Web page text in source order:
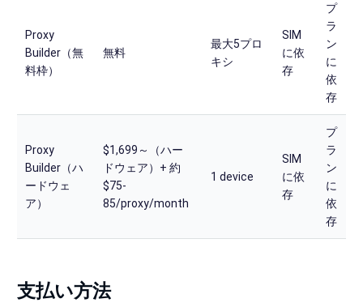
Proxy
Builder（無
料枠）
無料
最大5プロ
キシ
SIM
に依
存
プ
ラ
ン
に
依
存
Proxy
Builder（ハ
ードウェ
ア）
$1,699～（ハー
ドウェア）+ 約
$75-
85/proxy/month
1 device
SIM
に依
存
プ
ラ
ン
に
依
存
支払い方法